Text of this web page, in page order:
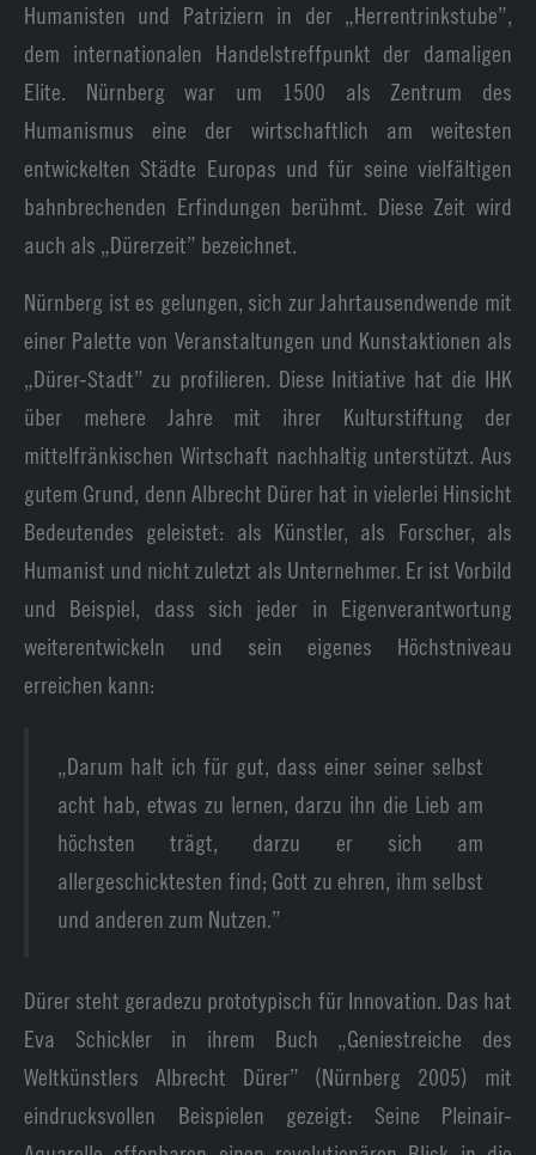
Humanisten und Patriziern in der „Herrentrinkstube”,
dem internationalen Handelstreffpunkt der damaligen
Elite. Nürnberg war um 1500 als Zentrum des
Humanismus eine der wirtschaftlich am weitesten
entwickelten Städte Europas und für seine vielfältigen
bahnbrechenden Erfindungen berühmt. Diese Zeit wird
auch als „Dürerzeit” bezeichnet.
Nürnberg ist es gelungen, sich zur Jahrtausendwende mit
einer Palette von Veranstaltungen und Kunstaktionen als
„Dürer-Stadt” zu profilieren. Diese Initiative hat die IHK
über mehere Jahre mit ihrer Kulturstiftung der
mittelfränkischen Wirtschaft nachhaltig unterstützt. Aus
gutem Grund, denn Albrecht Dürer hat in vielerlei Hinsicht
Bedeutendes geleistet: als Künstler, als Forscher, als
Humanist und nicht zuletzt als Unternehmer. Er ist Vorbild
und Beispiel, dass sich jeder in Eigenverantwortung
weiterentwickeln und sein eigenes Höchstniveau
erreichen kann:
„Darum halt ich für gut, dass einer seiner selbst
acht hab, etwas zu lernen, darzu ihn die Lieb am
höchsten trägt, darzu er sich am
allergeschicktesten find; Gott zu ehren, ihm selbst
und anderen zum Nutzen.”
‍Dürer steht geradezu prototypisch für Innovation. Das hat
Eva Schickler in ihrem Buch „Geniestreiche des
Weltkünstlers Albrecht Dürer” (Nürnberg 2005) mit
eindrucksvollen Beispielen gezeigt: Seine Pleinair-